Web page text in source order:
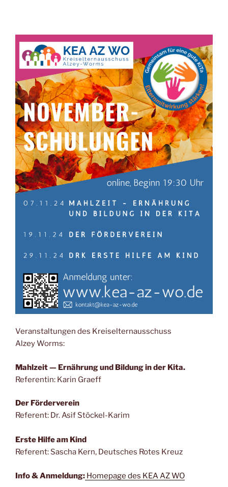
Ver­an­stal­tun­gen des Kreis­eltern­aus­schuss
Alzey Worms:
Mahl­zeit — Ernäh­rung und Bil­dung in der Kita.
Refe­ren­tin: Karin Graeff
Der För­der­ver­ein
Refe­rent: Dr. Asif Stö­ckel-Karim
Ers­te Hil­fe am Kind
Refe­rent: Sascha Kern, Deut­sches Rotes Kreuz
Info & Anmel­dung: Home­page des KEA AZ WO